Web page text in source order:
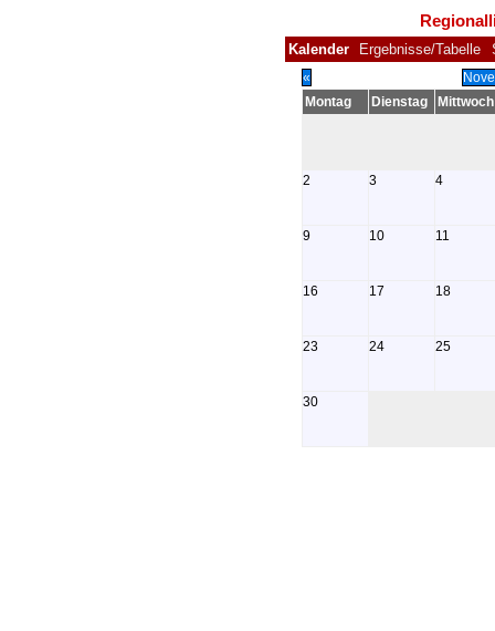
Kalender Ergebnisse/Tabelle
«
Montag
Dienstag Mittwoch
2 3 4
9 10 11
16 17 18
23 24 25
30